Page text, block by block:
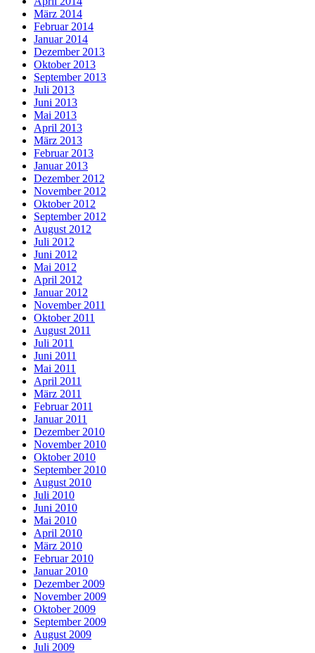
März 2014
Februar 2014
Januar 2014
Dezember 2013
Oktober 2013
September 2013
Juli 2013
Juni 2013
Mai 2013
April 2013
März 2013
Februar 2013
Januar 2013
Dezember 2012
November 2012
Oktober 2012
September 2012
August 2012
Juli 2012
Juni 2012
Mai 2012
April 2012
Januar 2012
November 2011
Oktober 2011
August 2011
Juli 2011
Juni 2011
Mai 2011
April 2011
März 2011
Februar 2011
Januar 2011
Dezember 2010
November 2010
Oktober 2010
September 2010
August 2010
Juli 2010
Juni 2010
Mai 2010
April 2010
März 2010
Februar 2010
Januar 2010
Dezember 2009
November 2009
Oktober 2009
September 2009
August 2009
Juli 2009